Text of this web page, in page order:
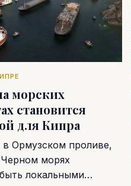
морских
становится
для Кипра
Ормузском проливе,
морях
локальными…